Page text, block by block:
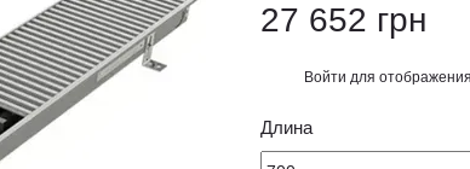
27 652 грн
Войти для
Длина